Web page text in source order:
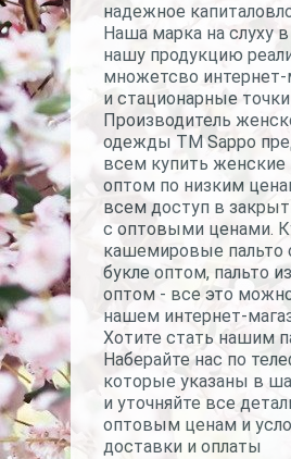
надежное
Наша марка на слуху
нашу продукцию
множетсво интернет-
и стационарные
Производитель
одежды ТМ Sappo
всем купить женские
оптом по низким
всем доступ в
с оптовыми ценами.
кашемировые пальто
букле оптом, пальто
оптом - все это
нашем интернет-
Хотите стать нашим
Наберайте нас по
которые указаны в
и уточняйте все
оптовым ценам и
доставки и оплаты